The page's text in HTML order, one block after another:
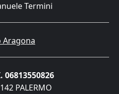
Termini
Aragona
PALERMO